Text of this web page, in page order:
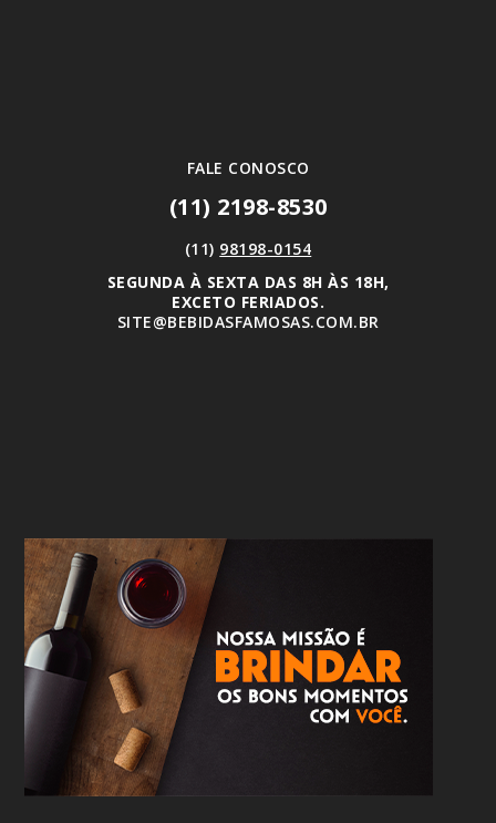
FALE CONOSCO
(11) 2198-8530
(11) 98198-0154
SEGUNDA À SEXTA DAS 8H ÀS 18H,
EXCETO FERIADOS.
SITE@BEBIDASFAMOSAS.COM.BR